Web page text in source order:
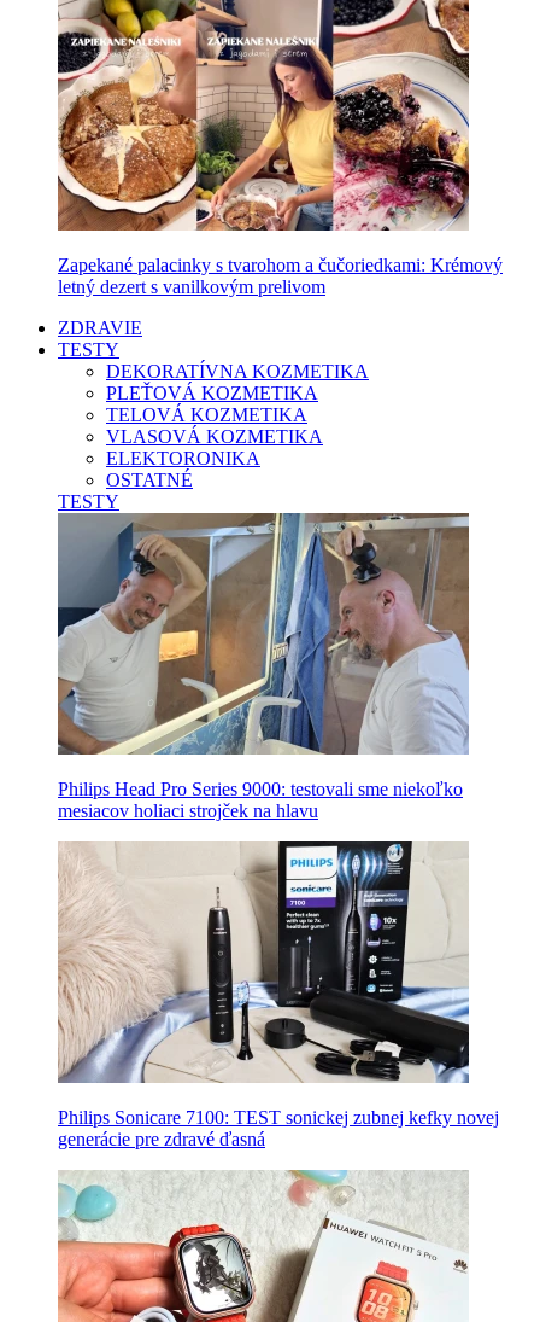
Zapekané palacinky s tvarohom a čučoriedkami: Krémový
letný dezert s vanilkovým prelivom
ZDRAVIE
TESTY
DEKORATÍVNA KOZMETIKA
PLEŤOVÁ KOZMETIKA
TELOVÁ KOZMETIKA
VLASOVÁ KOZMETIKA
ELEKTORONIKA
OSTATNÉ
TESTY
Philips Head Pro Series 9000: testovali sme niekoľko
mesiacov holiaci strojček na hlavu
Philips Sonicare 7100: TEST sonickej zubnej kefky novej
generácie pre zdravé ďasná